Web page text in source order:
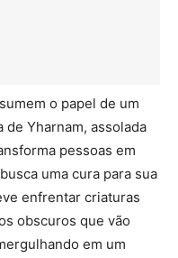
o papel de um
de Yharnam, assolada
pessoas em
uma cura para sua
enfrentar criaturas
obscuros que vão
em um